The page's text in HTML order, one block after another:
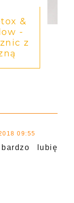
&
-
z
09:55
lubię